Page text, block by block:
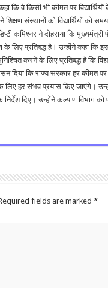
कि वे किसी भी कीमत पर
संस्थानों को विद्यार्थियों को
कमिश्नर ने दोहराया कि मुख्यमंत्री
लिए प्रतिबद्ध है। उन्होंने कहा कि इस
करने के लिए प्रतिबद्ध है कि
दिया कि राज्य सरकार हर कीमत
लिए हर संभव प्रयास किए जाएंगे।
दिए। उन्होंने कल्याण विभाग को
fields are marked *